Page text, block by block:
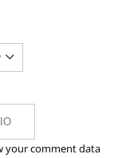
your comment data